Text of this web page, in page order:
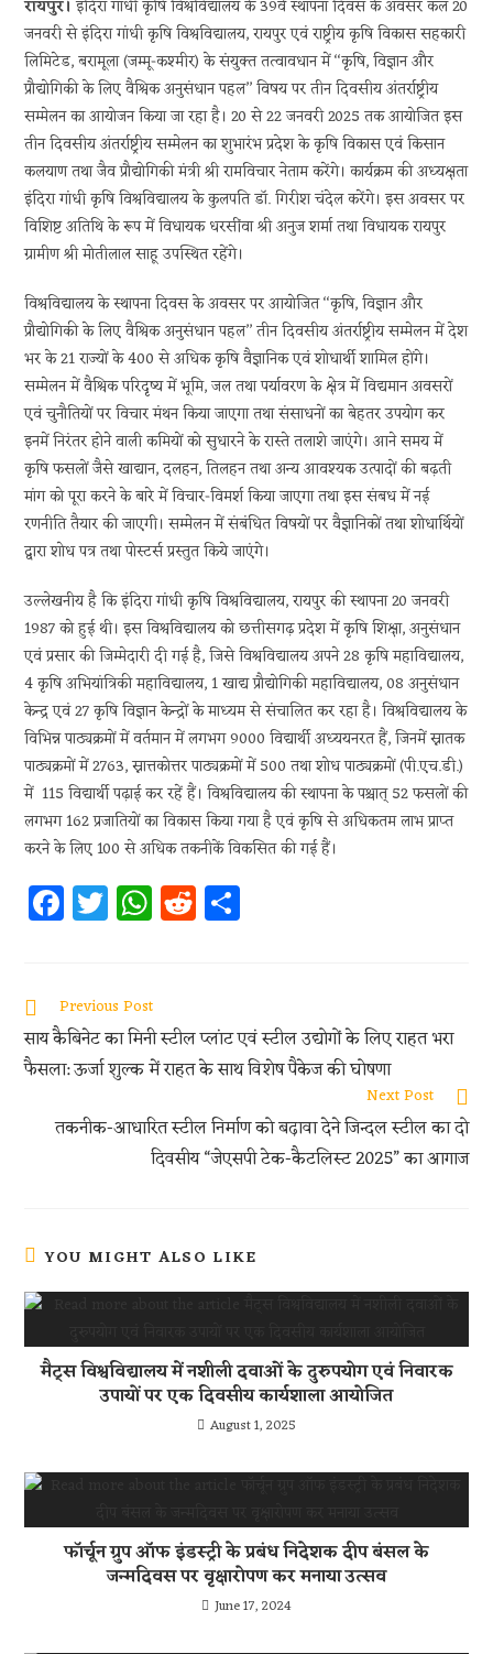
रायपुर। इंदिरा गांधी कृषि विश्वविद्यालय के 39वें स्थापना दिवस के अवसर कल 20
जनवरी से इंदिरा गांधी कृषि विश्वविद्यालय, रायपुर एवं राष्ट्रीय कृषि विकास सहकारी
लिमिटेड, बरामूला (जम्मू-कश्मीर) के संयुक्त तत्वावधान में ‘‘कृषि, विज्ञान और
प्रौद्योगिकी के लिए वैश्विक अनुसंधान पहल’’ विषय पर तीन दिवसीय अंतर्राष्ट्रीय
सम्मेलन का आयोजन किया जा रहा है। 20 से 22 जनवरी 2025 तक आयोजित इस
तीन दिवसीय अंतर्राष्ट्रीय सम्मेलन का शुभारंभ प्रदेश के कृषि विकास एवं किसान
कलयाण तथा जैव प्रौद्योगिकी मंत्री श्री रामविचार नेताम करेंगे। कार्यक्रम की अध्यक्षता
इंदिरा गांधी कृषि विश्वविद्यालय के कुलपति डॉ. गिरीश चंदेल करेंगे। इस अवसर पर
विशिष्ट अतिथि के रूप में विधायक धरसींवा श्री अनुज शर्मा तथा विधायक रायपुर
ग्रामीण श्री मोतीलाल साहू उपस्थित रहेंगे।
विश्वविद्यालय के स्थापना दिवस के अवसर पर आयोजित ‘‘कृषि, विज्ञान और
प्रौद्योगिकी के लिए वैश्विक अनुसंधान पहल’’ तीन दिवसीय अंतर्राष्ट्रीय सम्मेलन में देश
भर के 21 राज्यों के 400 से अधिक कृषि वैज्ञानिक एवं शोधार्थी शामिल होंगे।
सम्मेलन में वैश्विक परिदृष्य में भूमि, जल तथा पर्यावरण के क्षेत्र में विद्यमान अवसरों
एवं चुनौतियों पर विचार मंथन किया जाएगा तथा संसाधनों का बेहतर उपयोग कर
इनमें निरंतर होने वाली कमियों को सुधारने के रास्ते तलाशे जाएंगे। आने समय में
कृषि फसलों जैसे खाद्यान, दलहन, तिलहन तथा अन्य आवश्यक उत्पादों की बढ़ती
मांग को पूरा करने के बारे में विचार-विमर्श किया जाएगा तथा इस संबध में नई
रणनीति तैयार की जाएगी। सम्मेलन में संबंधित विषयों पर वैज्ञानिकों तथा शोधार्थियों
द्वारा शोध पत्र तथा पोस्टर्स प्रस्तुत किये जाएंगे।
उल्लेखनीय है कि इंदिरा गांधी कृषि विश्वविद्यालय, रायपुर की स्थापना 20 जनवरी
1987 को हुई थी। इस विश्वविद्यालय को छत्तीसगढ़ प्रदेश में कृषि शिक्षा, अनुसंधान
एवं प्रसार की जिम्मेदारी दी गई है, जिसे विश्वविद्यालय अपने 28 कृषि महाविद्यालय,
4 कृषि अभियांत्रिकी महाविद्यालय, 1 खाद्य प्रौद्योगिकी महाविद्यालय, 08 अनुसंधान
केन्द्र एवं 27 कृषि विज्ञान केन्द्रों के माध्यम से संचालित कर रहा है। विश्वविद्यालय के
विभिन्न पाठ्यक्रमों में वर्तमान में लगभग 9000 विद्यार्थी अध्ययनरत हैं, जिनमें स्नातक
पाठ्यक्रमों में 2763, स्नात्तकोत्तर पाठ्यक्रमों में 500 तथा शोध पाठ्यक्रमों (पी.एच.डी.)
में 115 विद्यार्थी पढ़ाई कर रहें हैं। विश्वविद्यालय की स्थापना के पश्चात् 52 फसलों की
लगभग 162 प्रजातियों का विकास किया गया है एवं कृषि से अधिकतम लाभ प्राप्त
करने के लिए 100 से अधिक तकनीकें विकसित की गई हैं।
Fa
ce
oo
k
T
w
er
W
h
s
A
p
p
R
e
t
Previous Post
साय कैबिनेट का मिनी स्टील प्लांट एवं स्टील उद्योगों के लिए राहत भरा
फैसला: ऊर्जा शुल्क में राहत के साथ विशेष पैकेज की घोषणा
Next Post
तकनीक-आधारित स्टील निर्माण को बढ़ावा देने जिन्दल स्टील का दो
दिवसीय “जेएसपी टेक-कैटलिस्ट 2025” का आगाज
YOU MIGHT ALSO LIKE
मैट्स विश्वविद्यालय में नशीली दवाओं के दुरुपयोग एवं निवारक
उपायों पर एक दिवसीय कार्यशाला आयोजित
August 1, 2025
फॉर्चून ग्रुप ऑफ इंडस्ट्री के प्रबंध निदेशक दीप बंसल के
जन्मदिवस पर वृक्षारोपण कर मनाया उत्सव
June 17, 2024